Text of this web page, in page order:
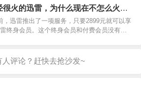
常购买二手商品。对电商卖家来说，进军二
是个很好的创收机会。尤其是在美国， 美国
品交易平…
很火的迅雷，为什么现在不怎么火
，迅雷推出了一项服务，只要2899元就可以享
终身会员。这个终身会员和付费会员没有区
额退款，使用2年后也可以全额退款，使用5
也是如…